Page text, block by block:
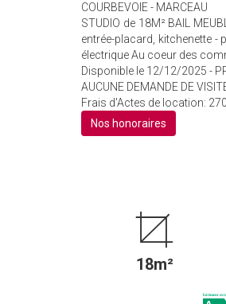
COURBEVOIE - MARCEAU
STUDIO de 18M² BAIL
entrée-placard, kitchenette -
électrique Au coeur des
Disponible le 12/12/2025 -
AUCUNE DEMANDE DE
Frais d'Actes de location:
Nos honoraires
18m²